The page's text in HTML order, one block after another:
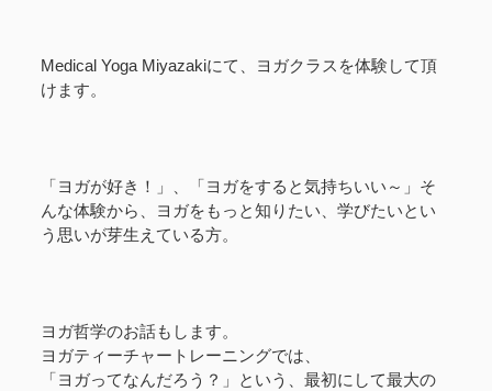
Medical Yoga Miyazakiにて、ヨガクラスを体験して頂
けます。
「ヨガが好き！」、「ヨガをすると気持ちいい～」そ
んな体験から、ヨガをもっと知りたい、学びたいとい
う思いが芽生えている方。
ヨガ哲学のお話もします。
ヨガティーチャートレーニングでは、
「ヨガってなんだろう？」という、最初にして最大の